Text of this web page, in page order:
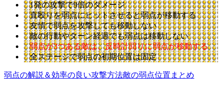
1発の攻撃で9倍のダメージ
直殴りを弱点にヒットさせると弱点が移動する
友情で弱点を攻撃しても移動しない
敵の行動やターン経過でも弱点は移動しない
弱点が3つある敵は、反時計回りに弱点が移動する
全ステージで弱点の初期位置は固定
弱点の解説＆効率の良い攻撃方法敵の弱点位置まとめ